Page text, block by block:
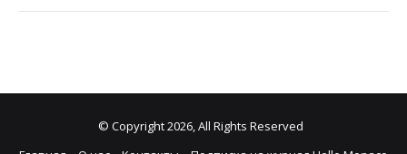
© Copyright 2026, All Rights Reserved